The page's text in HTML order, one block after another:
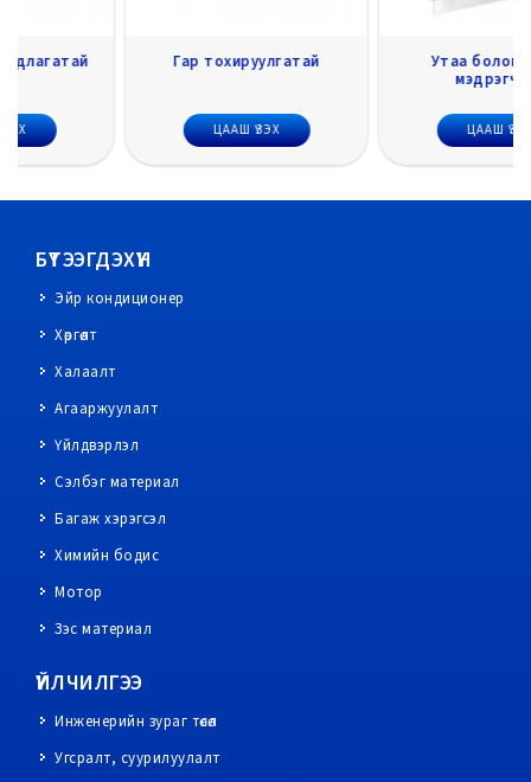
Гар тохируулгатай
Утаа болон Галын
БҮТЭЭГДЭХҮҮН
Эйр кондиционер
Хөргөлт
Халаалт
Агааржуулалт
Үйлдвэрлэл
Сэлбэг материал
Багаж хэрэгсэл
Химийн бодис
Мотор
Зэс материал
ҮЙЛЧИЛГЭЭ
Инженерийн зураг төсөл
Угсралт, суурилуулалт